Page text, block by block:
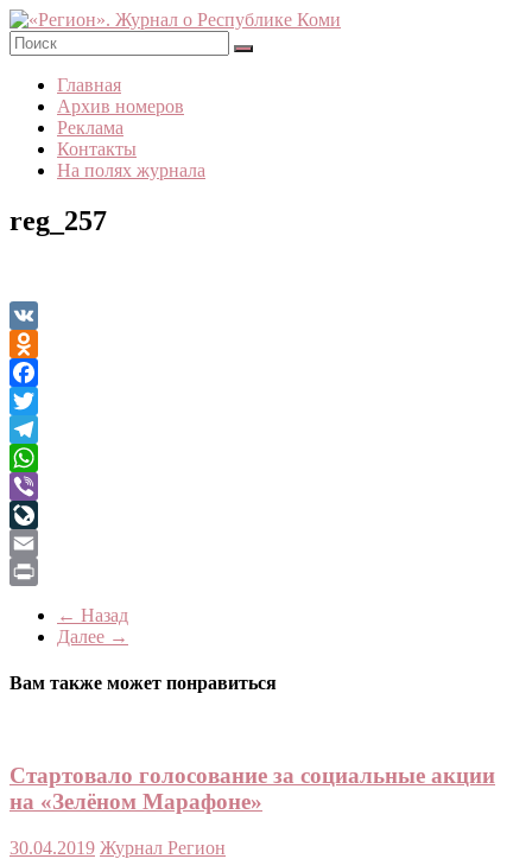
Skip
to
content
«Регион».
Журнал
Республике
Коми
Главная
Архив номеров
Реклама
Контакты
На полях журнала
reg_257
VK
Odnoklassniki
Facebook
Twitter
Telegram
WhatsApp
Viber
LiveJournal
Email
← Назад
Далее →
Вам также может понравиться
Стартовало голосование за социальные акции
на «Зелёном Марафоне»
30.04.2019 Журнал Регион